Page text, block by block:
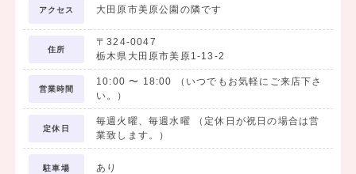
アクセス 大田原市美原公園の隣です
住所
〒324-0047
栃木県大田原市美原1-13-2
営業時間
10:00 〜 18:00
（いつでもお気軽にご来店下さ
い。）
定休日
毎週火曜、毎週水曜 （定休日が祝日の場合は営
業致します。）
駐車場 あり